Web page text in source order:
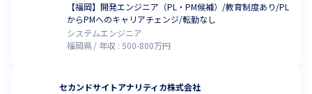
【福岡】開発エンジニア（PL・PM候補）/教育制度あり/PL
からPMへのキャリアチェンジ/転勤なし
システムエンジニア
福岡県
年収 : 500-800万円
セカンドサイトアナリティカ株式会社